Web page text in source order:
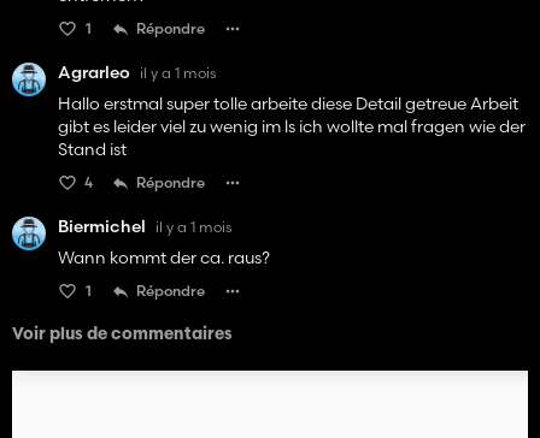
1 Répondre
Agrarleo il y a 1 mois
Hallo erstmal super tolle arbeite diese Detail getreue Arbeit
gibt es leider viel zu wenig im ls ich wollte mal fragen wie der
Stand ist
4 Répondre
Biermichel il y a 1 mois
Wann kommt der ca. raus?
1 Répondre
Voir plus de commentaires